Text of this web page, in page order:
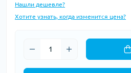
Нашли дешевле?
Хотите узнать, когда изменится цена?